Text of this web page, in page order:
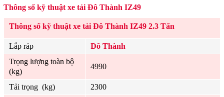
Thông số kỹ thuật xe tải Đô Thành IZ49
Thông số kỹ thuật xe tải Đô Thành IZ49 2.3 Tấn
Lắp ráp
Đô Thành
Trọng lượng toàn bộ
(kg)
4990
Tải trọng (kg)
2300